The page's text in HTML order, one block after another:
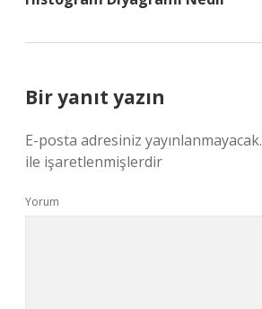
Bir yanıt yazın
E-posta adresiniz yayınlanmayacak.
ile işaretlenmişlerdir
Yorum